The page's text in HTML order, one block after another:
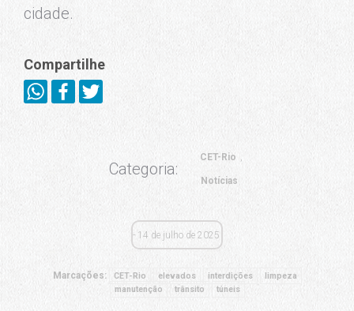
cidade.
Compartilhe
Categoria:
CET-Rio
Notícias
14 de julho de 2025
Marcações: CET-Rio elevados interdições
limpeza
manutenção
trânsito túneis